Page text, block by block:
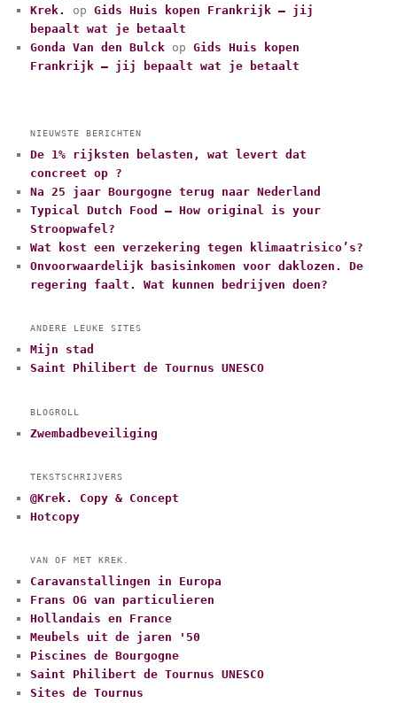
Krek.
opGids Huis kopen Frankrijk – jij
bepaalt wat je betaalt
Gonda Van den Bulck opGids Huis kopen
Frankrijk – jij bepaalt wat je betaalt
NIEUWSTE BERICHTEN
De 1% rijksten belasten, wat levert dat
concreet op ?
Na 25 jaar Bourgogne terug naar Nederland
Typical Dutch Food – How original is your
Stroopwafel?
Wat kost een verzekering tegen klimaatrisico’s?
Onvoorwaardelijk basisinkomen voor daklozen. De
regering faalt. Wat kunnen bedrijven doen?
ANDERE LEUKE SITES
Mijn stad
Saint Philibert de Tournus UNESCO
BLOGROLL
Zwembadbeveiliging
TEKSTSCHRIJVERS
@Krek. Copy & Concept
Hotcopy
VAN OF MET KREK.
Caravanstallingen in Europa
Frans OG van particulieren
Hollandais en France
Meubels uit de jaren '50
Piscines de Bourgogne
Saint Philibert de Tournus UNESCO
Sites de Tournus